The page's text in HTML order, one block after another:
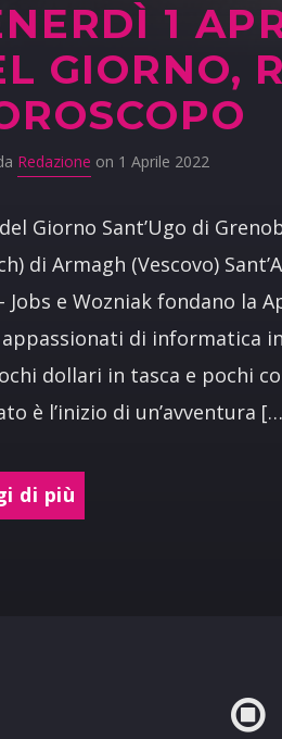
1
GIORNO,
Redazione on 1 Aprile 2022
Giorno Sant’Ugo di
di Armagh (Vescovo)
Jobs e Wozniak fondano la
appassionati di informatica
dollari in tasca e pochi
è l’inizio di un’avventura
di più